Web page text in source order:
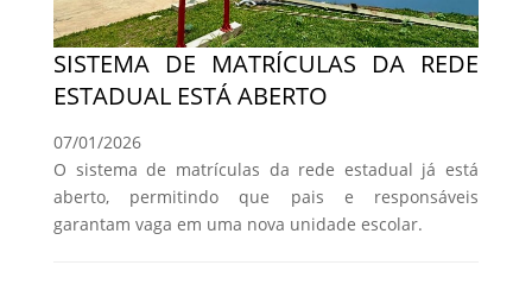
SISTEMA DE MATRÍCULAS DA REDE
ESTADUAL ESTÁ ABERTO
07/01/2026
O sistema de matrículas da rede estadual já está
aberto, permitindo que pais e responsáveis
garantam vaga em uma nova unidade escolar.